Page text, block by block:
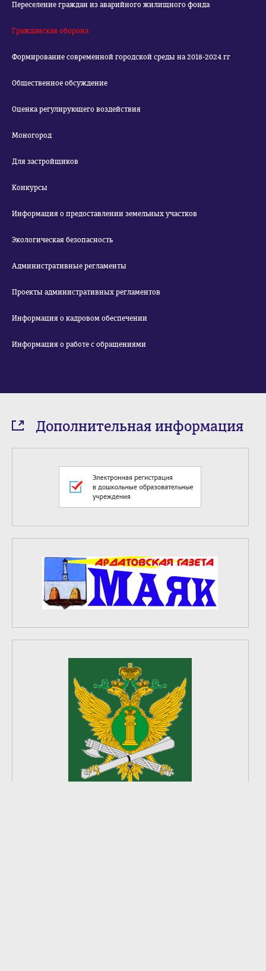
Переселение граждан из аварийного жилищного фонда
Гражданская оборона
Формирование современной городской среды на 2018-2024 гг
Общественное обсуждение
Оценка регулирующего воздействия
Моногород
Для застройщиков
Конкурсы
Информация о предоставлении земельных участков
Экологическая безопасность
Административные регламенты
Проекты административных регламентов
Информация о кадровом обеспечении
Информация о работе с обращениями
Дополнительная информация